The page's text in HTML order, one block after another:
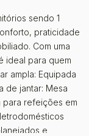
sendo 1
praticidade
Com uma
ideal para quem
ampla: Equipada
de jantar: Mesa
refeições em
e